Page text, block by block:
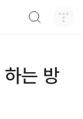
는 방